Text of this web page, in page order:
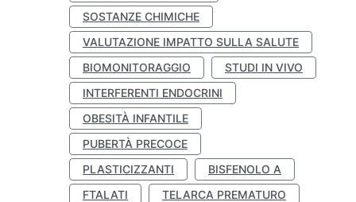
SOSTANZE CHIMICHE
VALUTAZIONE IMPATTO SULLA SALUTE
BIOMONITORAGGIO
STUDI IN VIVO
INTERFERENTI ENDOCRINI
OBESITÀ INFANTILE
PUBERTÀ PRECOCE
PLASTICIZZANTI
BISFENOLO A
FTALATI
TELARCA PREMATURO